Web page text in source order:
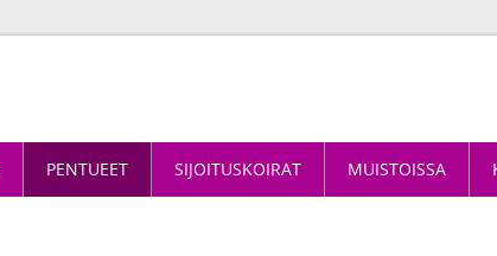
PENTUEET SIJOITUSKOIRAT MUISTOISSA